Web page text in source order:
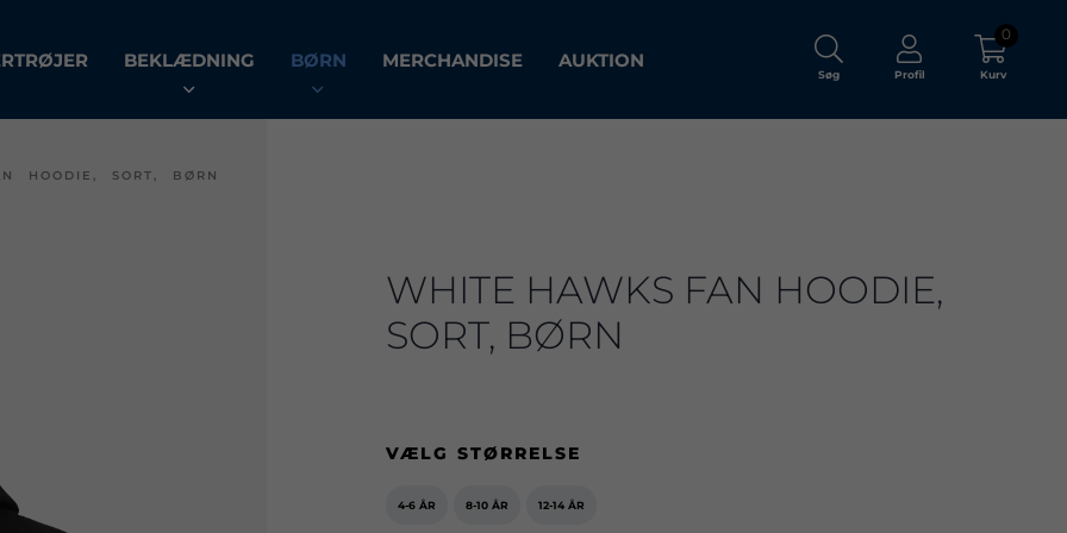
BEKLÆDNING BØRN MERCHANDISE AUKTION
Søg Profil Kurv
0
HOODIE, SORT, BØRN
WHITE HAWKS FAN HOODIE,
SORT, BØRN
VÆLG STØRRELSE
4-6 ÅR 8-10 ÅR 12-14 ÅR